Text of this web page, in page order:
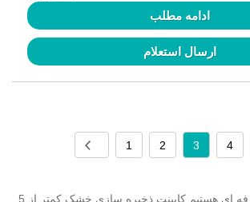
ادامه مطلب
ارسال استعلام
1 2 3 4
ما در تولید حرفه ای هستیم کابینت ذخیره سازی خشک کمتر از 5%